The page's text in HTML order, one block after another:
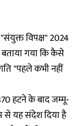
विपक्ष" 2024
गया कि कैसे
"पहले कभी नहीं
हटने के बाद जम्मू-
से यह संदेश दिया है